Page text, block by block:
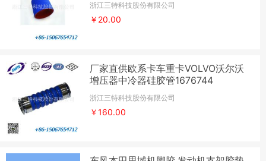
浙江三特科技股份有限公司
￥20.00
厂家直供欧系卡车重卡VOLVO沃尔沃
增压器中冷器硅胶管1676744
浙江三特科技股份有限公司
￥160.00